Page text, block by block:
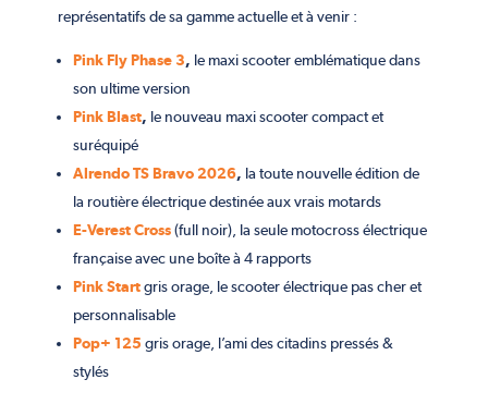
représentatifs de sa gamme actuelle et à venir :
Pink Fly Phase 3, le maxi scooter emblématique dans
son ultime version
Pink Blast, le nouveau maxi scooter compact et
suréquipé
Alrendo TS Bravo 2026, la toute nouvelle édition de
la routière électrique destinée aux vrais motards
E-Verest Cross(full noir), la seule motocross électrique
française avec une boîte à 4 rapports
Pink Startgris orage, le scooter électrique pas cher et
personnalisable
Pop+ 125 gris orage, l’ami des citadins pressés &
stylés